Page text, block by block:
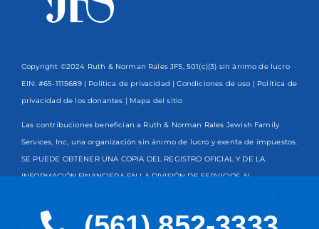
Copyright ©2024 Ruth & Norman Rales JFS, 501(c)(3) sin ánimo de lucro
EIN: #65-1115689 | Política de privacidad |Condiciones de uso | Política de
privacidad de los donantes | Mapa del sitio
Las contribuciones benefician a Ruth & Norman Rales Jewish Family
Services, Inc, una organización sin ánimo de lucro y exenta de impuestos.
SE PUEDE OBTENER UNA COPIA DEL REGISTRO OFICIAL Y DE LA
INFORMACIÓN FINANCIERA EN LA DIVISIÓN DE SERVICIOS AL
TELÉFONO GRATUITO